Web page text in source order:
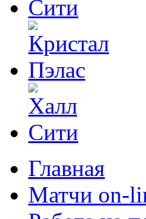
Главная
Матчи on-